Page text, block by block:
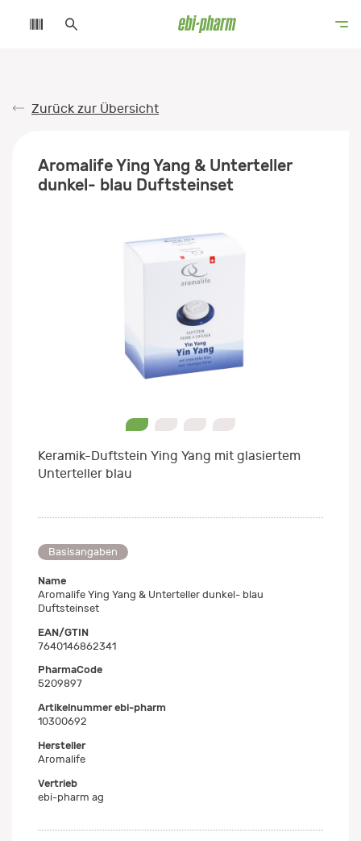
Zurück zur Übersicht
Aromalife Ying Yang & Unterteller
dunkel- blau Duftsteinset
Keramik-Duftstein Ying Yang mit glasiertem
Unterteller blau
Basisangaben
Name
Aromalife Ying Yang & Unterteller dunkel- blau
Duftsteinset
EAN/GTIN
7640146862341
PharmaCode
5209897
Artikelnummer ebi-pharm
10300692
Hersteller
Aromalife
Vertrieb
ebi-pharm ag